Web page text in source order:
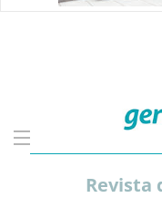
Revista